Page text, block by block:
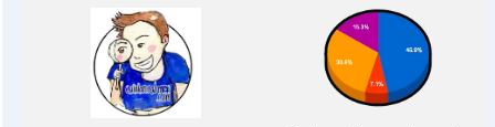
CAMON Catalans a MANNHEIM